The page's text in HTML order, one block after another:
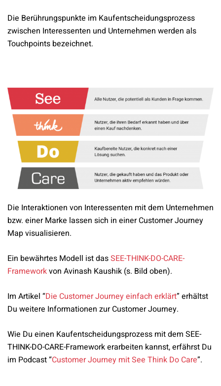
Die Berührungspunkte im Kaufentscheidungsprozess
zwischen Interessenten und Unternehmen werden als
Touchpoints bezeichnet.
Die Interaktionen von Interessenten mit dem Unternehmen
bzw. einer Marke lassen sich in einer Customer Journey
Map visualisieren.
Ein bewährtes Modell ist dasSEE-THINK-DO-CARE-
Frameworkvon Avinash Kaushik (s. Bild oben).
Im Artikel “Die Customer Journey einfach erklärt” erhältst
Du weitere Informationen zur Customer Journey.
Wie Du einen Kaufentscheidungsprozess mit dem SEE-
THINK-DO-CARE-Framework erarbeiten kannst, erfährst Du
im Podcast “Customer Journey mit See Think Do Care”.